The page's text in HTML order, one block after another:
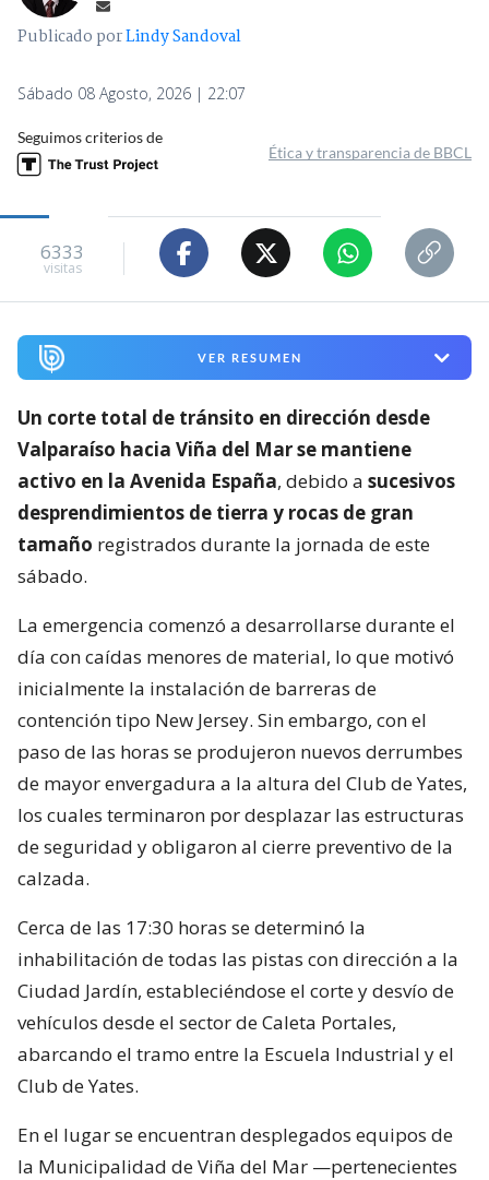
Publicado porLindy Sandoval
Sábado 08 Agosto, 2026 | 22:07
Seguimos criterios de
Ética y transparencia de BBCL
6333
visitas
VER RESUMEN
Un corte total de tránsito en dirección desde
Valparaíso hacia Viña del Mar se mantiene
activo en la Avenida España, debido a sucesivos
desprendimientos de tierra y rocas de gran
tamaño registrados durante la jornada de este
sábado.
La emergencia comenzó a desarrollarse durante el
día con caídas menores de material, lo que motivó
inicialmente la instalación de barreras de
contención tipo New Jersey. Sin embargo, con el
paso de las horas se produjeron nuevos derrumbes
de mayor envergadura a la altura del Club de Yates,
los cuales terminaron por desplazar las estructuras
de seguridad y obligaron al cierre preventivo de la
calzada.
Cerca de las 17:30 horas se determinó la
inhabilitación de todas las pistas con dirección a la
Ciudad Jardín, estableciéndose el corte y desvío de
vehículos desde el sector de Caleta Portales,
abarcando el tramo entre la Escuela Industrial y el
Club de Yates.
En el lugar se encuentran desplegados equipos de
la Municipalidad de Viña del Mar —pertenecientes